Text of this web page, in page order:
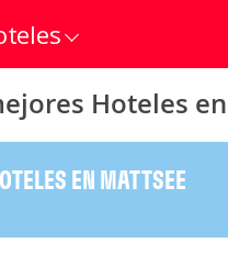
Hoteles
EN MATTSEE